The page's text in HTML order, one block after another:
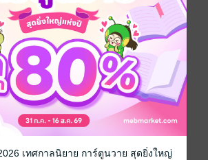
ตกำลังรวมตัวกัน
วามจริงที่ไม่ใช่แค่ความลับในบ้าน
นหัวใจของเธอเอง
แม่’
กเล่าเรื่องของความผูกพัน ความสูญเสีย
ธรรมดาที่กลับไปบ้าน
กไป ไม่เคยหายไปจากใจเลย"
เทศกาลนิยาย การ์ตูนวาย สุดยิ่งใหญ่